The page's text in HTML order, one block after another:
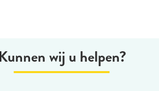
wij u helpen?